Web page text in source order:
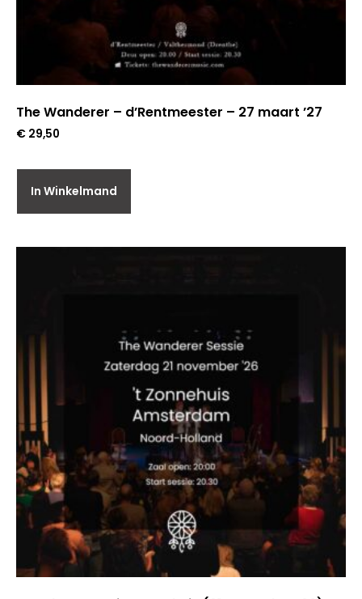
The Wanderer – d’Rentmeester – 27 maart ’27
€ 29,50
In Winkelmand